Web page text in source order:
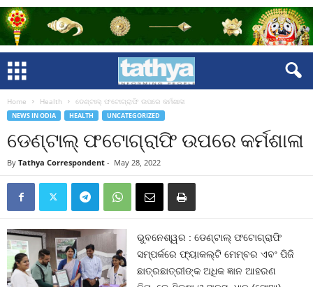
Home Health ଡେଣ୍ଟାଲ୍ ଫଟୋଗ୍ରାଫି ଉପରେ କର୍ମଶାଳା
NEWS IN ODIA HEALTH UNCATEGORIZED
ଡେଣ୍ଟାଲ୍ ଫଟୋଗ୍ରାଫି ଉପରେ କର୍ମଶାଳା
By Tathya Correspondent - May 28, 2022
ଭୁବନେଶ୍ୱର : ଡେଣ୍ଟାଲ୍ ଫଟୋଗ୍ରାଫି
ସମ୍ପର୍କରେ ଫ୍ୟାକଲ୍ଟି ମେମ୍ବର ଏବଂ ପିଜି
ଛାତ୍ରଛାତ୍ରୀଙ୍କ ଅଧିକ ଜ୍ଞାନ ଆହରଣ